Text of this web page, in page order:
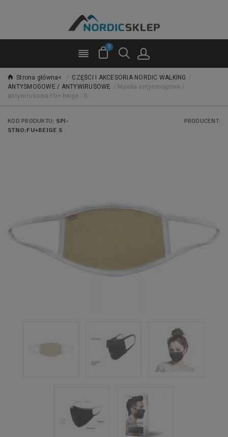
0
Strona główna< / CZĘŚCI I AKCESORIA NORDIC WALKING /
ANTYSMOGOWE / ANTYWIRUSOWE / Maska antysmogowa /
antywirusowa FU+ beige - S
KOD PRODUKTU: SPI-
STNO:FU+BEIGE S
PRODUCENT: